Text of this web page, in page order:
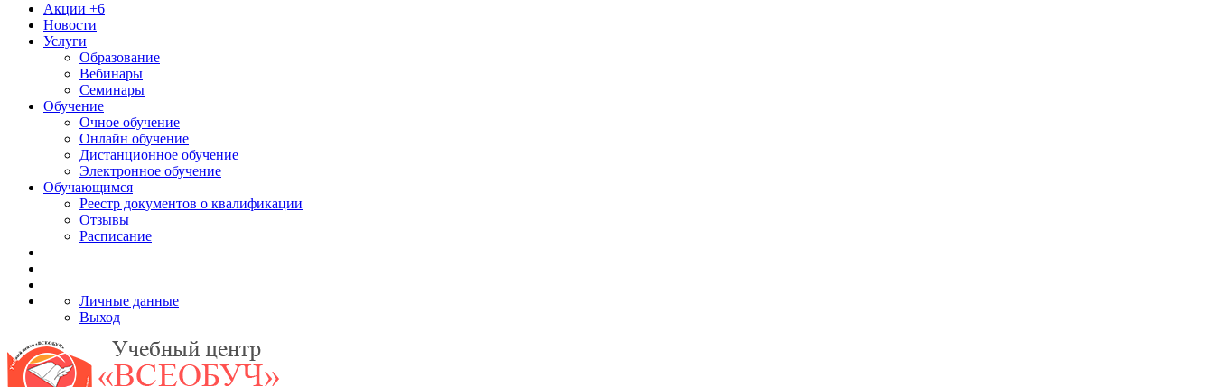
Акции +6
Новости
Услуги
Образование
Вебинары
Семинары
Обучение
Очное обучение
Онлайн обучение
Дистанционное обучение
Электронное обучение
Обучающимся
Реестр документов о квалификации
Отзывы
Расписание
Личные данные
Выход